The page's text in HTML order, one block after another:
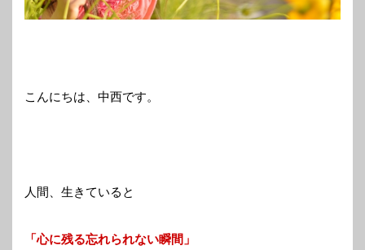
こんにちは、中西です。
人間、生きていると
「心に残る忘れられない瞬間」